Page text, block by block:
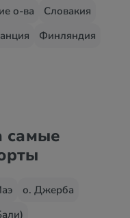
о-ва
Словакия
Финляндия
самые
о. Джерба